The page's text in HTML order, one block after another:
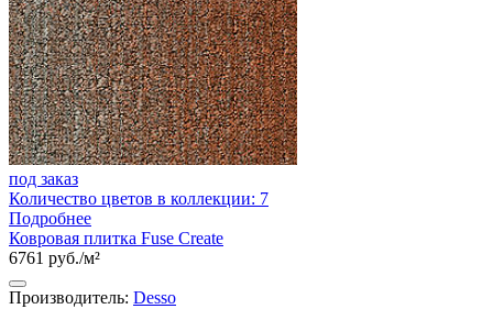
под заказ
Количество цветов в коллекции: 7
Подробнее
Ковровая плитка Fuse Create
6761 руб./м²
Производитель: Desso